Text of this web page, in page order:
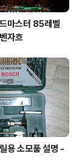
마스터 85레벨
자흐
용 소모품 설명 -